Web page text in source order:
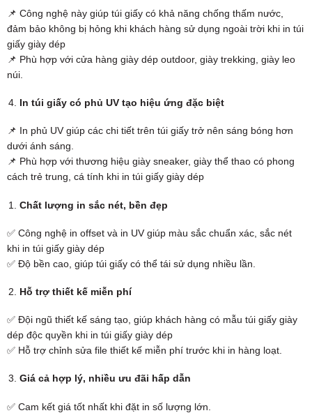
📌 Công nghệ này giúp túi giấy có khả năng chống thấm nước,
đảm bảo không bị hỏng khi khách hàng sử dụng ngoài trời khi in túi
giấy giày dép
📌 Phù hợp với cửa hàng giày dép outdoor, giày trekking, giày leo
núi.
In túi giấy có phủ UV tạo hiệu ứng đặc biệt
📌 In phủ UV giúp các chi tiết trên túi giấy trở nên sáng bóng hơn
dưới ánh sáng.
📌 Phù hợp với thương hiệu giày sneaker, giày thể thao có phong
cách trẻ trung, cá tính khi in túi giấy giày dép
Chất lượng in sắc nét, bền đẹp
✅ Công nghệ in offset và in UV giúp màu sắc chuẩn xác, sắc nét
khi in túi giấy giày dép
✅ Độ bền cao, giúp túi giấy có thể tái sử dụng nhiều lần.
Hỗ trợ thiết kế miễn phí
✅ Đội ngũ thiết kế sáng tạo, giúp khách hàng có mẫu túi giấy giày
dép độc quyền khi in túi giấy giày dép
✅ Hỗ trợ chỉnh sửa file thiết kế miễn phí trước khi in hàng loạt.
Giá cả hợp lý, nhiều ưu đãi hấp dẫn
✅ Cam kết giá tốt nhất khi đặt in số lượng lớn.